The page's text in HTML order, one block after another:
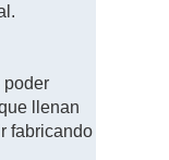
poder
llenan
fabricando